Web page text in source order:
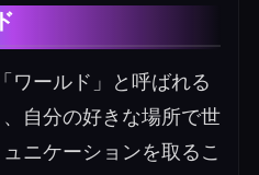
ワールド」と呼ばれる
自分の好きな場所で世
ニケーションを取るこ